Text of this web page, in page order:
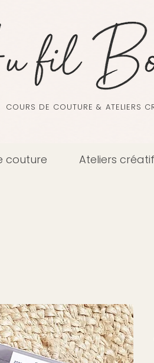
COURS DE COUTURE & ATELIERS
couture Ateliers